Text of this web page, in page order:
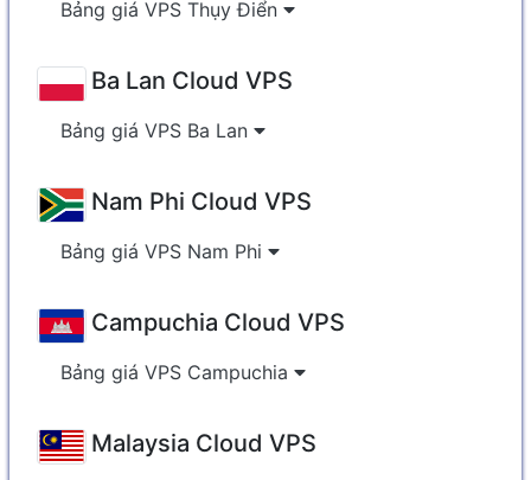
Bảng giá VPS Thụy Điển
Ba Lan Cloud VPS
Bảng giá VPS Ba Lan
Nam Phi Cloud VPS
Bảng giá VPS Nam Phi
Campuchia Cloud VPS
Bảng giá VPS Campuchia
Malaysia Cloud VPS